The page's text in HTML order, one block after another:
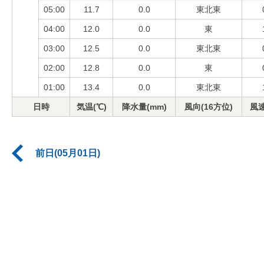
05:00 11.7 0.0 東北東
04:00 12.0 0.0 東
03:00 12.5 0.0 東北東
02:00 12.8 0.0 東
01:00 13.4 0.0 東北東
日時 気温(℃) 降水量(mm) 風向(16方位) 風
前日(05月01日)